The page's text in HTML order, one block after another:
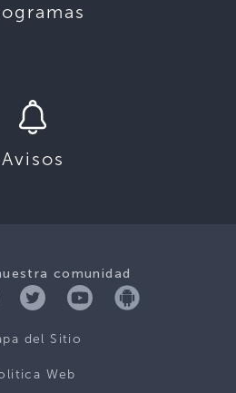
Avisos
comunidad
del Sitio
Web